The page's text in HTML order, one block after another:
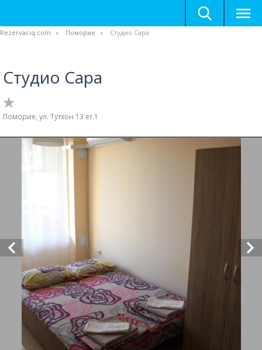
Rezervaciq.com Поморие Студио Сара
Студио Сара
Поморие, ул. Тутхон 13 ет.1